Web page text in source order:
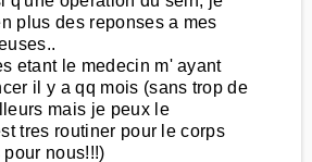
plus des reponses a mes
etant le medecin m' ayant
il y a qq mois (sans trop de
mais je peux le
tres routiner pour le corps
nous!!!)